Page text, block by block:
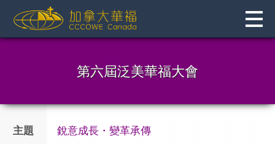
content
第六屆泛美華福大會
主題 銳意成長・變革承傳